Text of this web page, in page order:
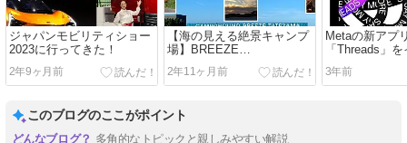
ジャパンモビリティショー
2023に行ってきた！
2年9ヶ月前
【海の見える絶景キャンプ
場】BREEZE
TATEYAMA（ブリーズ館
山）に行ってきた（千葉県
2年11ヶ月前
Metaの新アプ
「Threads」
ルしてみた！
3年前
このブログのここがポイント
多角的なトピックと親しみやすい解説